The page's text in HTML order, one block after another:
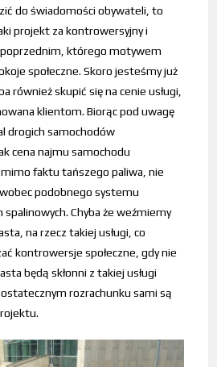
do świadomości obywateli, to
projekt za kontrowersyjny i
poprzednim, którego motywem
społeczne. Skoro jesteśmy już
również skupić się na cenie usługi,
klientom. Biorąc pod uwagę
drogich samochodów
cena najmu samochodu
faktu tańszego paliwa, nie
podobnego systemu
Chyba że weźmiemy
na rzecz takiej usługi, co
kontrowersje społeczne, gdy nie
będą skłonni z takiej usługi
rozrachunku sami są